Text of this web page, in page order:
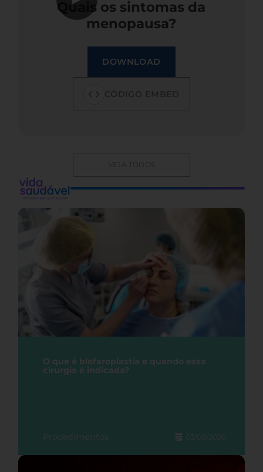
Quais os sintomas da
menopausa?
DOWNLOAD
VEJA TODOS
O que é blefaroplastia e quando essa
cirurgia é indicada?
Procedimentos 03/08/2026